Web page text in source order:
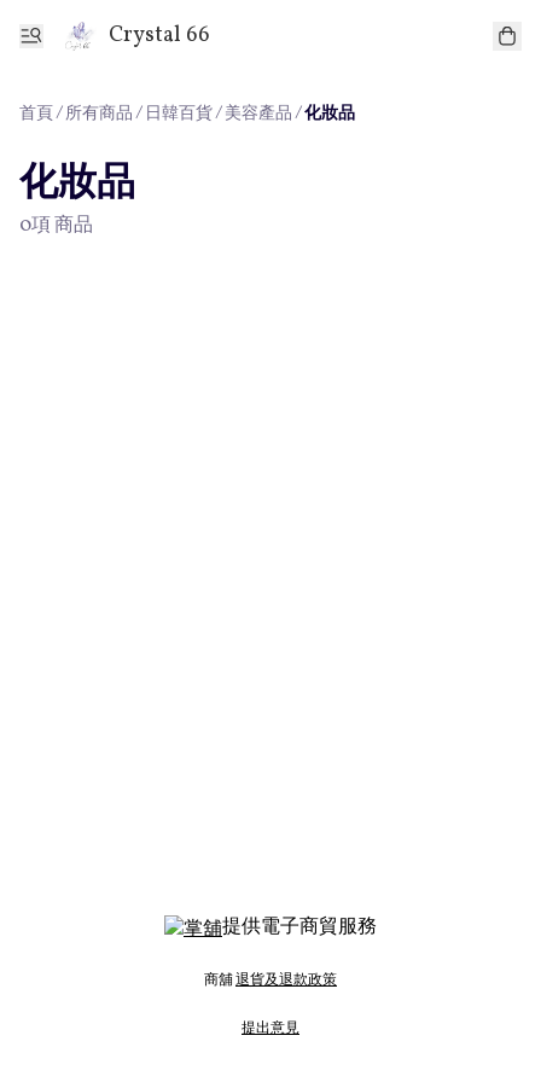
Crystal 66
首頁/所有商品 / 日韓百貨/ 美容產品 /化妝品
化妝品
0項 商品
提供電子商貿服務
商舖退貨及退款政策
提出意見